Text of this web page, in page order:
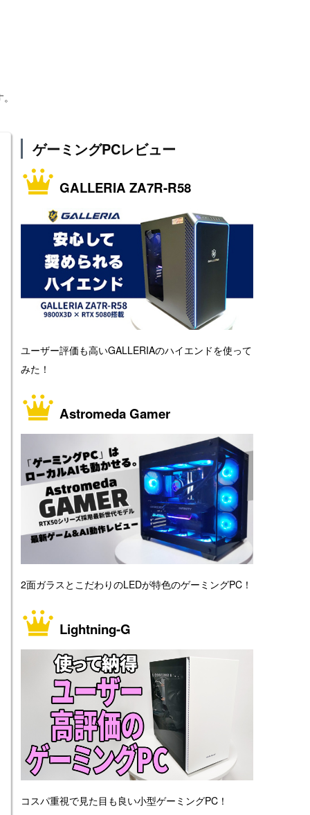
ゲーミングPCレビュー
GALLERIA ZA7R-R58
ユーザー評価も高いGALLERIAのハイエンドを使って
みた！
Astromeda Gamer
2面ガラスとこだわりのLEDが特色のゲーミングPC！
Lightning-G
コスパ重視で見た目も良い小型ゲーミングPC！